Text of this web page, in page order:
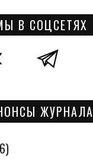
В СОЦСЕТЯХ
ЖУРНАЛА